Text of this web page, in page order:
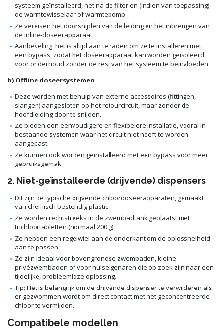
systeem geïnstalleerd, net na de filter en (indien van toepassing)
de warmtewisselaar of warmtepomp.
Ze vereisen het doorsnijden van de leiding en het inbrengen van
de inline-doseerapparaat.
Aanbeveling: het is altijd aan te raden om ze te installeren met
een bypass, zodat het doseerapparaat kan worden geïsoleerd
voor onderhoud zonder de rest van het systeem te beïnvloeden.
b) Offline doseersystemen
Deze worden met behulp van externe accessoires (fittingen,
slangen) aangesloten op het retourcircuit, maar zonder de
hoofdleiding door te snijden.
Ze bieden een eenvoudigere en flexibelere installatie, vooral in
bestaande systemen waar het circuit niet hoeft te worden
aangepast.
Ze kunnen ook worden geïnstalleerd met een bypass voor meer
gebruiksgemak.
2. Niet-geïnstalleerde (drijvende) dispensers
Dit zijn de typische drijvende chloordoseerapparaten, gemaakt
van chemisch bestendig plastic.
Ze worden rechtstreeks in de zwembadtank geplaatst met
trichloortabletten (normaal 200 g).
Ze hebben een regelwiel aan de onderkant om de oplossnelheid
aan te passen.
Ze zijn ideaal voor bovengrondse zwembaden, kleine
privézwembaden of voor huiseigenaren die op zoek zijn naar een
tijdelijke, probleemloze oplossing.
Tip: Het is belangrijk om de drijvende dispenser te verwijderen als
er gezwommen wordt om direct contact met het geconcentreerde
chloor te vermijden.
Compatibele modellen